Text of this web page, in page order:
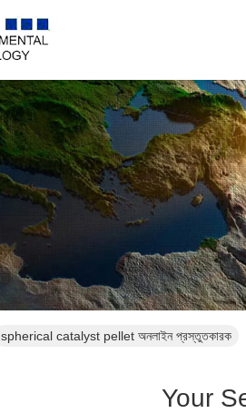
spherical catalyst pellet অনলাইন প্রস্তুতকারক
Your